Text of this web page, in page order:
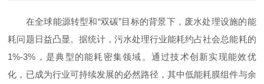
在全球能源转型和“双碳”目标的背景下，废水处理设施的能
耗问题日益凸显。据统计，污水处理行业能耗约占社会总能耗的
1%-3%，是典型的能耗密集领域。通过技术创新实现能效优
化，已成为行业可持续发展的必然路径，其中低能耗膜组件与余